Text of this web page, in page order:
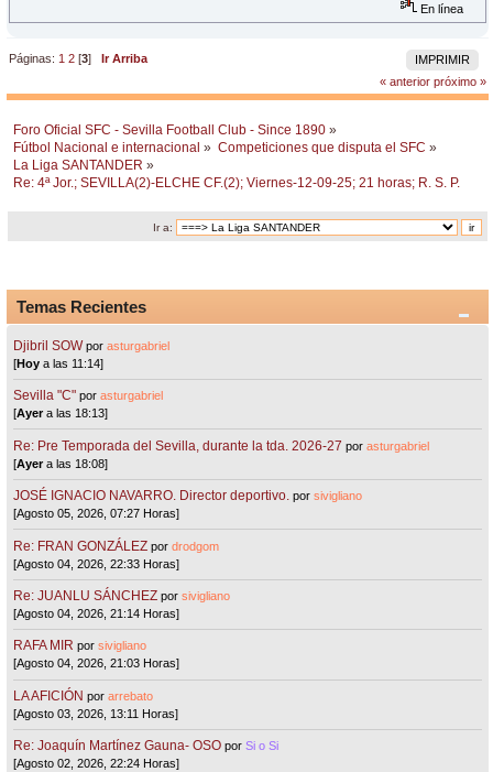
En línea
IMPRIMIR
Páginas: 1 2 [3]Ir Arriba
« anterior próximo »
Foro Oficial SFC - Sevilla Football Club - Since 1890 »
Fútbol Nacional e internacional » Competiciones que disputa el SFC »
La Liga SANTANDER »
Re: 4ª Jor.; SEVILLA(2)-ELCHE CF.(2); Viernes-12-09-25; 21 horas; R. S. P.
Ir a:
Temas Recientes
Djibril SOW porasturgabriel
[Hoy a las 11:14]
Sevilla "C"porasturgabriel
[Ayera las 18:13]
Re: Pre Temporada del Sevilla, durante la tda. 2026-27 porasturgabriel
[Ayera las 18:08]
JOSÉ IGNACIO NAVARRO. Director deportivo. porsivigliano
[Agosto 05, 2026, 07:27 Horas]
Re: FRAN GONZÁLEZ pordrodgom
[Agosto 04, 2026, 22:33 Horas]
Re: JUANLU SÁNCHEZ porsivigliano
[Agosto 04, 2026, 21:14 Horas]
RAFA MIR porsivigliano
[Agosto 04, 2026, 21:03 Horas]
LA AFICIÓN porarrebato
[Agosto 03, 2026, 13:11 Horas]
Re: Joaquín Martínez Gauna- OSO porSi o Si
[Agosto 02, 2026, 22:24 Horas]